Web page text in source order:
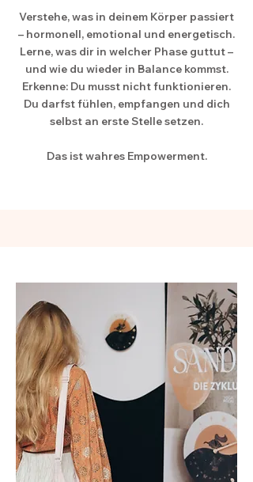
Verstehe, was in deinem Körper passiert
– hormonell, emotional und energetisch.
Lerne, was dir in welcher Phase guttut –
und wie du wieder in Balance kommst.
Erkenne: Du musst nicht funktionieren.
Du darfst fühlen, empfangen und dich
selbst an erste Stelle setzen.
Das ist wahres Empowerment.